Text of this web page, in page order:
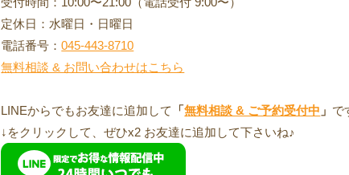
定休日：水曜日・日曜日
電話番号：045-443-8710
無料相談 & お問い合わせはこちら
LINEからでもお友達に追加して 「無料相談 & ご予約受付中 」 で
↓をクリックして、ぜひx2 お友達に追加して下さいね♪